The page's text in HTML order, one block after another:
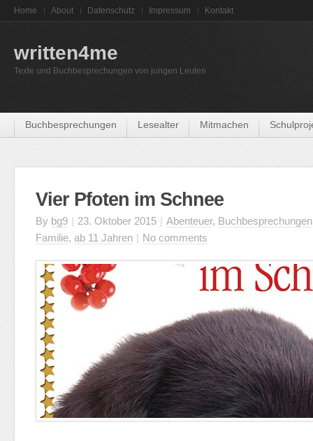
Home About Datenschutz Impressum Kontakt
written4me
Texte und Buchbesprechungen von jungen Leuten
Buchbesprechungen Lesealter Mitmachen
Vier Pfoten im Schnee
By bg9 | 23. Oktober 2015 | Abenteuer, Buchbesprechungen
Familie, ab 11 Jahren | No comments